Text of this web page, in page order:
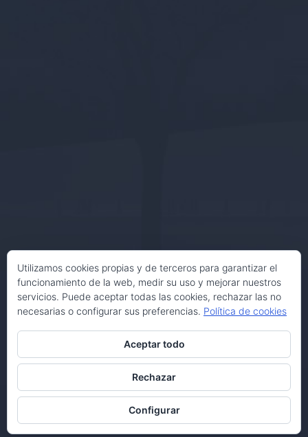
Utilizamos cookies propias y de terceros para garantizar el
funcionamiento de la web, medir su uso y mejorar nuestros
servicios. Puede aceptar todas las cookies, rechazar las no
necesarias o configurar sus preferencias. Política de cookies
Aceptar todo
Rechazar
Configurar